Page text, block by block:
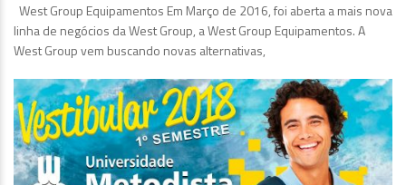
West Group Equipamentos Em Março de 2016, foi aberta a mais nova
linha de negócios da West Group, a West Group Equipamentos. A
West Group vem buscando novas alternativas,